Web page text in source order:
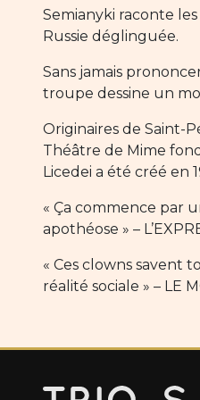
Semianyki raconte
Russie déglinguée.
Sans jamais
troupe dessine un
Originaires de Saint-
Théâtre de Mime
Licedei a été créé en
« Ça commence par
apothéose » –
« Ces clowns savent
réalité sociale » – LE